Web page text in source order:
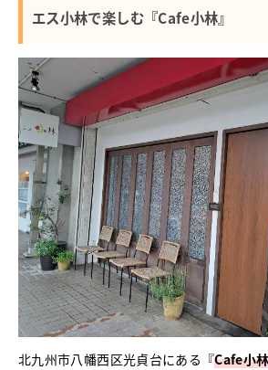
エス小林で楽しむ『Cafe小林』
北九州市八幡西区光貞台にある『Cafe小